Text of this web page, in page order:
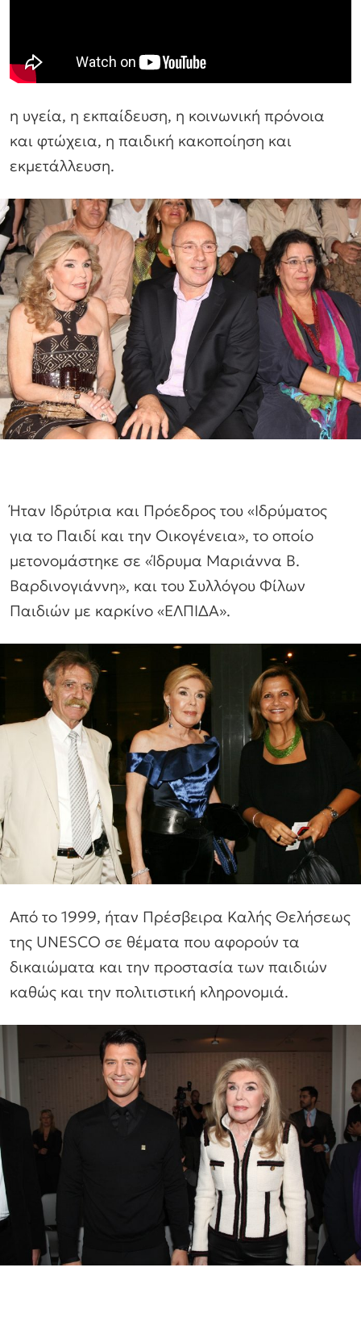
η υγεία, η εκπαίδευση, η κοινωνική πρόνοια
και φτώχεια, η παιδική κακοποίηση και
εκμετάλλευση.
Ήταν Ιδρύτρια και Πρόεδρος του «Ιδρύματος
για το Παιδί και την Οικογένεια», το οποίο
μετονομάστηκε σε «Ίδρυμα Μαριάννα Β.
Βαρδινογιάννη», και του Συλλόγου Φίλων
Παιδιών με καρκίνο «ΕΛΠΙΔΑ».
Από το 1999, ήταν Πρέσβειρα Καλής Θελήσεως
της UNESCO σε θέματα που αφορούν τα
δικαιώματα και την προστασία των παιδιών
καθώς και την πολιτιστική κληρονομιά.